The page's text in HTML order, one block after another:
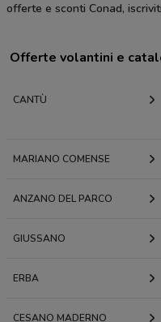
offerte e sconti Conad,
Offerte volantini e
CANTÙ
MARIANO COMENSE
ANZANO DEL PARCO
GIUSSANO
ERBA
CESANO MADERNO